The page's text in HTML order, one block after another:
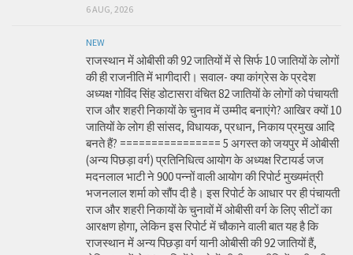
6 AUG, 2026
NEW
राजस्थान में ओबीसी की 92 जातियों में से सिर्फ 10 जातियों के लोगों
की ही राजनीति में भागीदारी। सवाल- क्या कांग्रेस के प्रदेश
अध्यक्ष गोविंद सिंह डोटासरा वंचित 82 जातियों के लोगों को पंचायती
राज और शहरी निकायों के चुनाव में उम्मीद बनाएंगे? आखिर क्यों 10
जातियों के लोग ही सांसद, विधायक, प्रधान, निकाय प्रमुख आदि
बनते हैं? ================ 5 अगस्त को जयपुर में ओबीसी
(अन्य पिछड़ा वर्ग) प्रतिनिधित्व आयोग के अध्यक्ष रिटायर्ड जज
मदनलाल भाटी ने 900 पन्नों वाली आयोग की रिपोर्ट मुख्यमंत्री
भजनलाल शर्मा को सौंप दी है। इस रिपोर्ट के आधार पर ही पंचायती
राज और शहरी निकायों के चुनावों में ओबीसी वर्ग के लिए सीटों का
आरक्षण होगा, लेकिन इस रिपोर्ट में चौकाने वाली बात यह है कि
राजस्थान में अन्य पिछड़ा वर्ग यानी ओबीसी की 92 जातियों हैं,